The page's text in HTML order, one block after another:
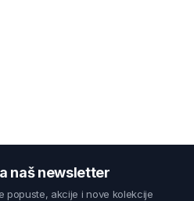
naš newsletter
popuste, akcije i nove kolekcije